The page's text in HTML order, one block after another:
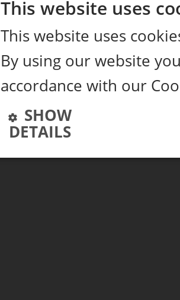
This website uses
This website uses
By using our website
accordance with our
SHOW
DETAILS